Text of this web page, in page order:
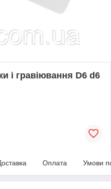
і гравіювання D6 d6
Оплата Умови